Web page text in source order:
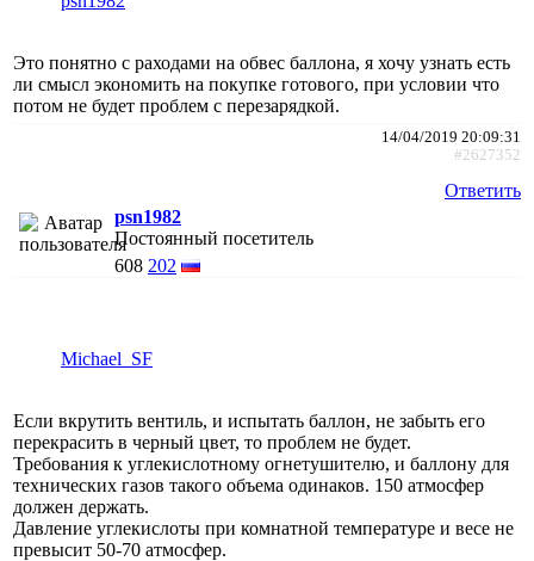
Это понятно с раходами на обвес баллона, я хочу узнать есть
ли смысл экономить на покупке готового, при условии что
потом не будет проблем с перезарядкой.
14/04/2019 20:09:31
#2627352
Ответить
psn1982
Постоянный посетитель
608 202
Michael_SF
Если вкрутить вентиль, и испытать баллон, не забыть его
перекрасить в черный цвет, то проблем не будет.
Требования к углекислотному огнетушителю, и баллону для
технических газов такого объема одинаков. 150 атмосфер
должен держать.
Давление углекислоты при комнатной температуре и весе не
превысит 50-70 атмосфер.